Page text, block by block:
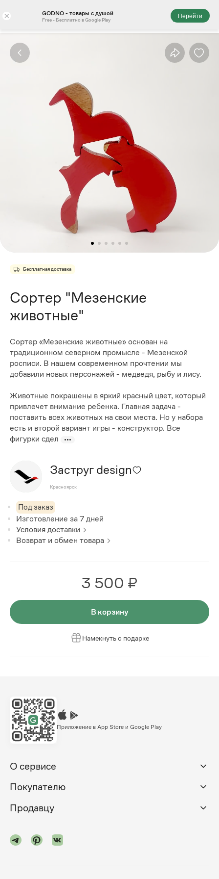
× GODNO - товары с душой
Free - Бесплатно в Google Play
Перейти
Бесплатная доставка
Сортер "Мезенские
животные"
Сортер «Мезенские животные» основан на
традиционном северном промысле - Мезенской
росписи. В нашем современном прочтении мы
добавили новых персонажей - медведя, рыбу и лису.
Животные покрашены в яркий красный цвет, который
привлечет внимание ребенка. Главная задача -
поставить всех животных на свои места. Но у набора
есть и второй вариант игры - конструктор. Все
фигурки сдел
Заструг design
Красноярск
Под заказ
Изготовление за7 дней
Условия доставки
Возврат и обмен товара
3 500 ₽
В корзину
Намекнуть о подарке
Приложение в App Store и Google Play
О сервисе
Покупателю
Продавцу